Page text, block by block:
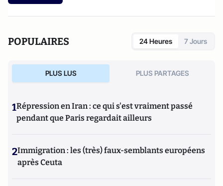
POPULAIRES 24 Heures 7 Jours
PLUS LUS PLUS PARTAGES
1Répression en Iran : ce qui s'est vraiment passé
pendant que Paris regardait ailleurs
2Immigration : les (très) faux-semblants européens
après Ceuta